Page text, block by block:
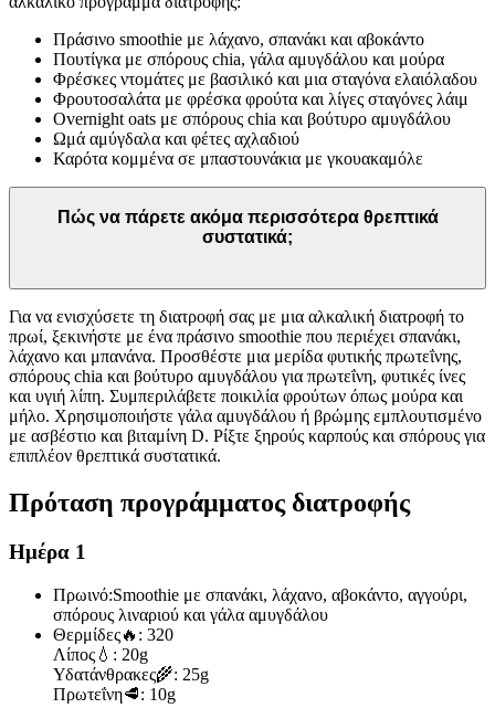
Πράσινο smoothie με λάχανο, σπανάκι και αβοκάντο
Πουτίγκα με σπόρους chia, γάλα αμυγδάλου και μούρα
Φρέσκες ντομάτες με βασιλικό και μια σταγόνα ελαιόλαδου
Φρουτοσαλάτα με φρέσκα φρούτα και λίγες σταγόνες λάιμ
Overnight oats με σπόρους chia και βούτυρο αμυγδάλου
Ωμά αμύγδαλα και φέτες αχλαδιού
Καρότα κομμένα σε μπαστουνάκια με γκουακαμόλε
Πώς να πάρετε ακόμα περισσότερα θρεπτικά
συστατικά;
Για να ενισχύσετε τη διατροφή σας με μια αλκαλική διατροφή το
πρωί, ξεκινήστε με ένα πράσινο smoothie που περιέχει σπανάκι,
λάχανο και μπανάνα. Προσθέστε μια μερίδα φυτικής πρωτεΐνης,
σπόρους chia και βούτυρο αμυγδάλου για πρωτεΐνη, φυτικές ίνες
και υγιή λίπη. Συμπεριλάβετε ποικιλία φρούτων όπως μούρα και
μήλο. Χρησιμοποιήστε γάλα αμυγδάλου ή βρώμης εμπλουτισμένο
με ασβέστιο και βιταμίνη D. Ρίξτε ξηρούς καρπούς και σπόρους για
επιπλέον θρεπτικά συστατικά.
Πρόταση προγράμματος διατροφής
Ημέρα 1
Πρωινό:Smoothie με σπανάκι, λάχανο, αβοκάντο, αγγούρι,
σπόρους λιναριού και γάλα αμυγδάλου
Θερμίδες🔥: 320
Λίπος 💧: 20g
Υδατάνθρακες🌾: 25g
Πρωτεΐνη🥩: 10g